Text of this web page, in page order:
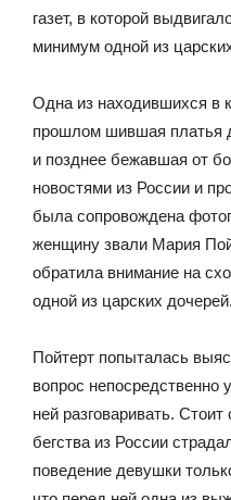
газет, в которой
минимум одной из
Одна из находившихся в
прошлом шившая платья
и позднее бежавшая от
новостями из России и
была сопровождена
женщину звали Мария
обратила внимание на
одной из царских дочерей.
Пойтерт попыталась
вопрос непосредственно
ней разговаривать.
бегства из России
поведение девушки